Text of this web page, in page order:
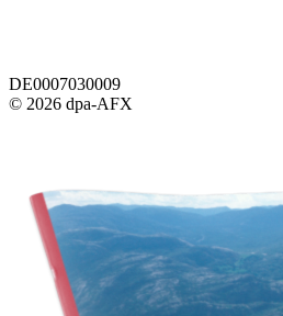
DE0007030009
© 2026 dpa-AFX